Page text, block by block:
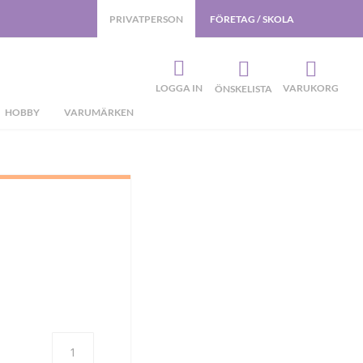
HOBBY VARUMÄRKEN
PRIVATPERSON FÖRETAG / SKOLA
LOGGA IN ÖNSKELISTA VARUKORG